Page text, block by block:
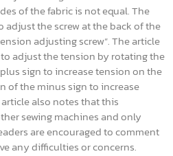
of the fabric is not equal. The
the screw at the back of the
adjusting screw”. The article
adjust the tension by rotating the
sign to increase tension on the
of the minus sign to increase
also notes that this
sewing machines and only
are encouraged to comment
any difficulties or concerns.